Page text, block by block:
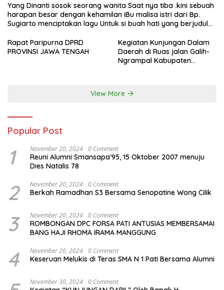
Yang Dinanti sosok seorang wanita Saat nya tiba .kini sebuah
harapan besar dengan kehamilan iBu malisa istri dari Bp.
Sugiarto menciptakan lagu Untuk si buah hati yang berjudul
Rapat Paripurna DPRD
PROVINSI JAWA TENGAH
Kegiatan Kunjungan Dalam
Daerah di Ruas jalan Galih-
Ngrampal Kabupaten
View More
Popular Post
1 November 20, 2024 0 Comment
Reuni Alumni Smansapa’95, 15 Oktober 2007 menuju
Dies Natalis 78
2 November 20, 2024 0 Comment
Berkah Ramadhan S3 Bersama Senopatine Wong Cilik
3 November 20, 2024 0 Comment
ROMBONGAN DPC FORSA PATI ANTUSIAS MEMBERSAMAI
BANG HAJI RHOMA IRAMA MANGGUNG
4 November 20, 2024 0 Comment
Keseruan Melukis di Teras SMA N 1 Pati Bersama Alumni
November 30, 2024 0 Comment